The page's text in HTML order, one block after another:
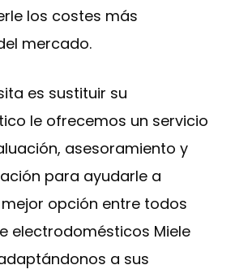
los costes más
mercado.
es sustituir su
le ofrecemos un servicio
asesoramiento y
para ayudarle a
opción entre todos
electrodomésticos Miele
a sus